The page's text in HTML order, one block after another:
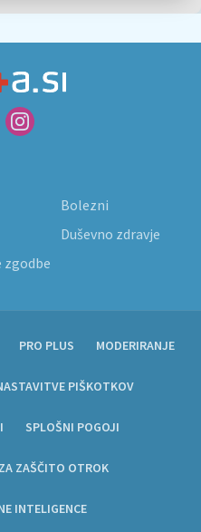
Bolezni
Duševno zdravje
zgodbe
PRO PLUS MODERIRANJE
PIŠKOTKOV
SPLOŠNI POGOJI
ZAŠČITO OTROK
INTELIGENCE